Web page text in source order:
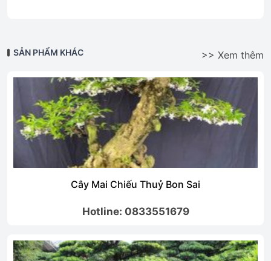
SẢN PHẨM KHÁC >> Xem thêm
Cây Mai Chiếu Thuỷ Bon Sai
Hotline: 0833551679